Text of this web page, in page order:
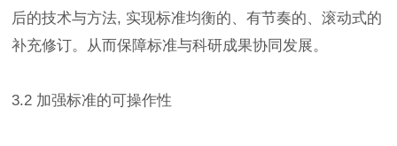
后的技术与方法, 实现标准均衡的、有节奏的、滚动式的
补充修订。从而保障标准与科研成果协同发展。
3.2 加强标准的可操作性